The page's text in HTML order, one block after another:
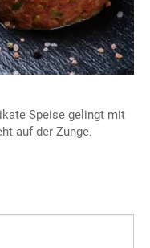
Speise gelingt mit
auf der Zunge.